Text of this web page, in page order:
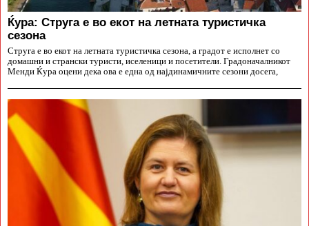
Ќура: Струга е во екот на летната туристичка
сезона
Струга е во екот на летната туристичка сезона, а градот е исполнет со
домашни и странски туристи, иселеници и посетители. Градоначалникот
Менди Ќура оцени дека ова е една од најдинамичните сезони досега,